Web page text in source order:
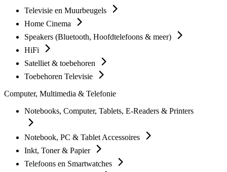
Televisie en Muurbeugels
Home Cinema
Speakers (Bluetooth, Hoofdtelefoons & meer)
HiFi
Satelliet & toebehoren
Toebehoren Televisie
Computer, Multimedia & Telefonie
Notebooks, Computer, Tablets, E-Readers & Printers
Notebook, PC & Tablet Accessoires
Inkt, Toner & Papier
Telefoons en Smartwatches